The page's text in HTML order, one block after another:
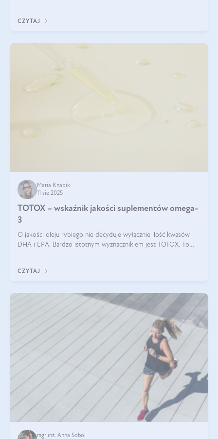
CZYTAJ
Maria Knapik
11 sie 2025
TOTOX – wskaźnik jakości suplementów omega-
3
O jakości oleju rybiego nie decyduje wyłącznie ilość kwasów
DHA i EPA. Bardzo istotnym wyznacznikiem jest TOTOX. To
CZYTAJ
mgr inż. Anna Sobol